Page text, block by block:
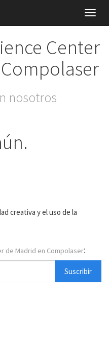
Center
nosotros
creativa y el uso de la
de Madrid en Compolaser:
Suscribir